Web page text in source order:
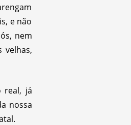
e não
nem
velhas,
real, já
nossa